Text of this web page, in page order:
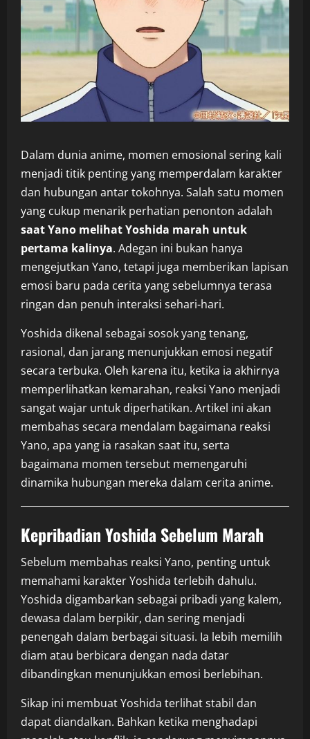
Dalam dunia anime, momen emosional sering kali
menjadi titik penting yang memperdalam karakter
dan hubungan antar tokohnya. Salah satu momen
yang cukup menarik perhatian penonton adalah
saat Yano melihat Yoshida marah untuk
pertama kalinya. Adegan ini bukan hanya
mengejutkan Yano, tetapi juga memberikan lapisan
emosi baru pada cerita yang sebelumnya terasa
ringan dan penuh interaksi sehari-hari.
Yoshida dikenal sebagai sosok yang tenang,
rasional, dan jarang menunjukkan emosi negatif
secara terbuka. Oleh karena itu, ketika ia akhirnya
memperlihatkan kemarahan, reaksi Yano menjadi
sangat wajar untuk diperhatikan. Artikel ini akan
membahas secara mendalam bagaimana reaksi
Yano, apa yang ia rasakan saat itu, serta
bagaimana momen tersebut memengaruhi
dinamika hubungan mereka dalam cerita anime.
Kepribadian Yoshida Sebelum Marah
Sebelum membahas reaksi Yano, penting untuk
memahami karakter Yoshida terlebih dahulu.
Yoshida digambarkan sebagai pribadi yang kalem,
dewasa dalam berpikir, dan sering menjadi
penengah dalam berbagai situasi. Ia lebih memilih
diam atau berbicara dengan nada datar
dibandingkan menunjukkan emosi berlebihan.
Sikap ini membuat Yoshida terlihat stabil dan
dapat diandalkan. Bahkan ketika menghadapi